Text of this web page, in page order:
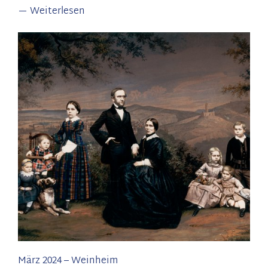
Weiterlesen
Zu
Gast
bei
Daimler
Buses:
„Das
Geschäft
ist
zurück“
März 2024–Weinheim